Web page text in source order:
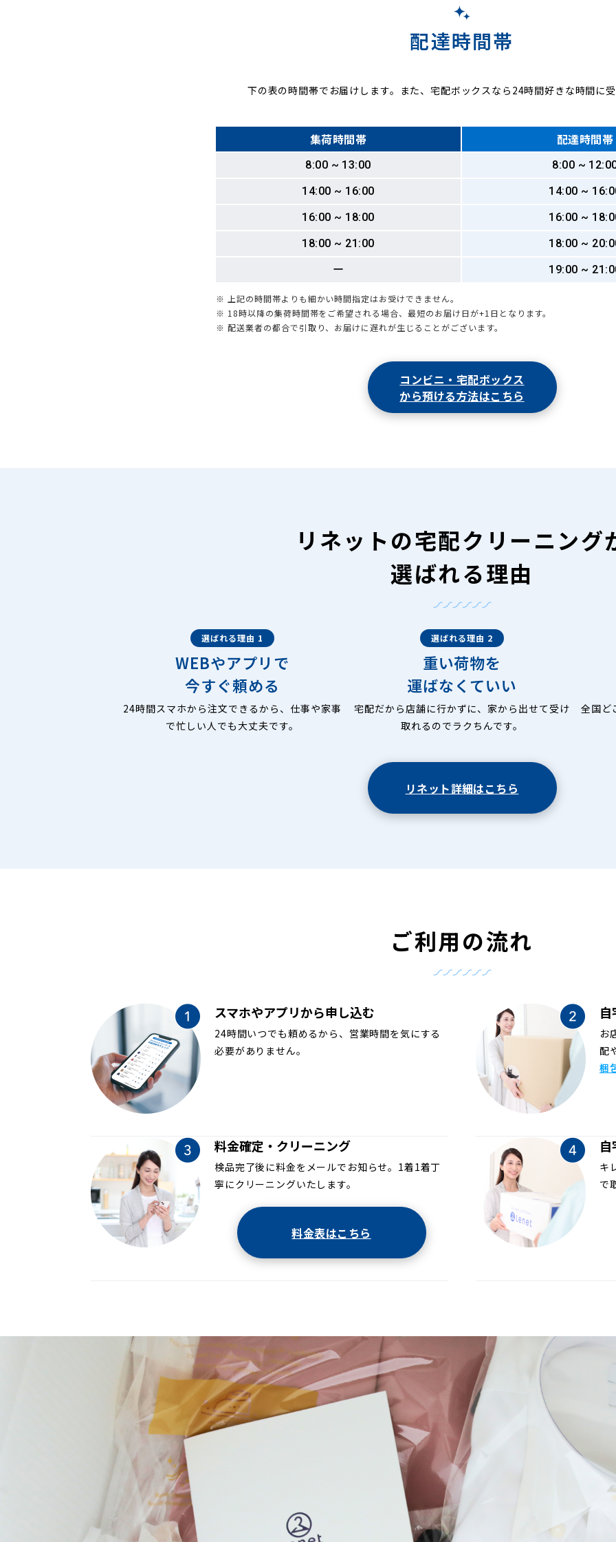
配達時間帯
下の表の時間帯でお届けします。また、宅配ボックスなら24時間好きな時間に
集荷時間帯 配達時間帯
8:00 ~ 13:00
8:00 ~
14:00 ~ 16:00
14:00 ~
16:00 ~ 18:00
16:00 ~
18:00 ~ 21:00
18:00 ~
ー
19:00 ~
※ 上記の時間帯よりも細かい時間指定はお受けできません。
※ 18時以降の集荷時間帯をご希望される場合、最短のお届け日が+1日となります。
※ 配送業者の都合で引取り、お届けに遅れが生じることがございます。
コンビニ・宅配ボックス
から預ける方法はこちら
リネットの宅配クリーニング
選ばれる理由
選ばれる理由 1
WEBやアプリで
今すぐ頼める
24時間スマホから注文できるから、仕事や家事
で忙しい人でも大丈夫です。
選ばれる理由 2
重い荷物を
運ばなくていい
宅配だから店舗に行かずに、家から出せて受け
取れるのでラクちんです。
全国ど
リネット詳細はこちら
ご利用の流れ
スマホやアプリから申し込む
24時間いつでも頼めるから、営業時間を気にする
必要がありません。
お
配
梱
料金確定・クリーニング
検品完了後に料金をメールでお知らせ。1着1着丁
寧にクリーニングいたします。
料金表はこちら
キ
で